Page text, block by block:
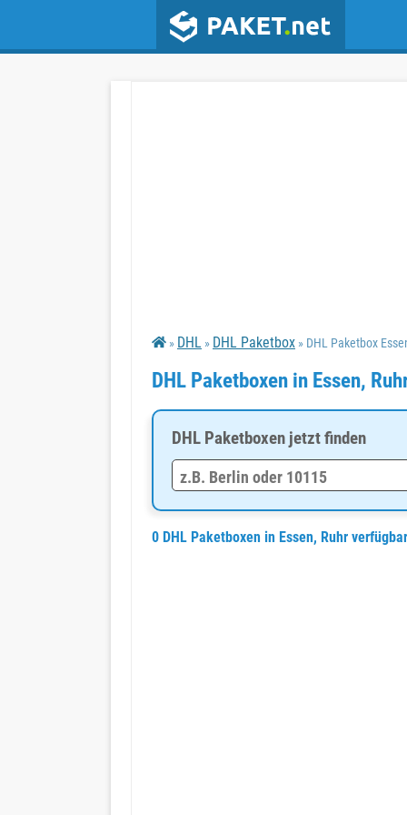
» DHL » DHL Paketbox » DHL Paketbox
DHL Paketboxen in Essen,
DHL Paketboxen jetzt finden
0 DHL Paketboxen in Essen, Ruhr